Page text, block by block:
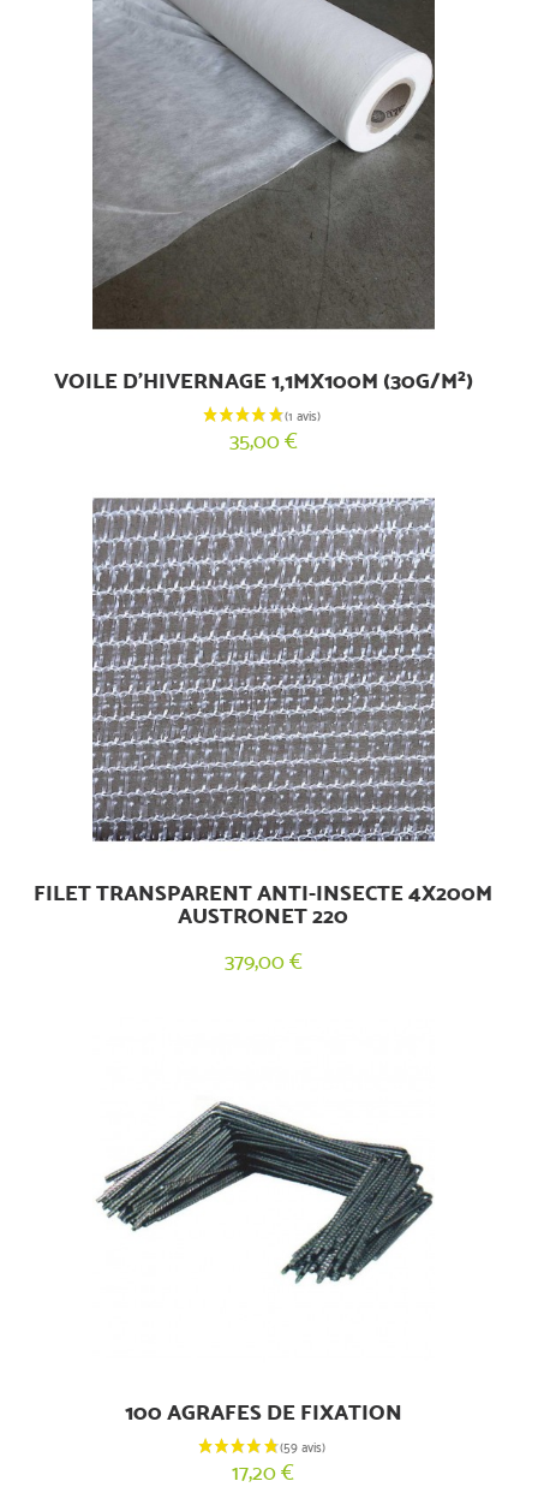
VOILE D'HIVERNAGE 1,1MX100M (30G/M²)
35,00 €
FILET TRANSPARENT ANTI-INSECTE 4X200M
AUSTRONET 220
379,00 €
100 AGRAFES DE FIXATION
17,20 €